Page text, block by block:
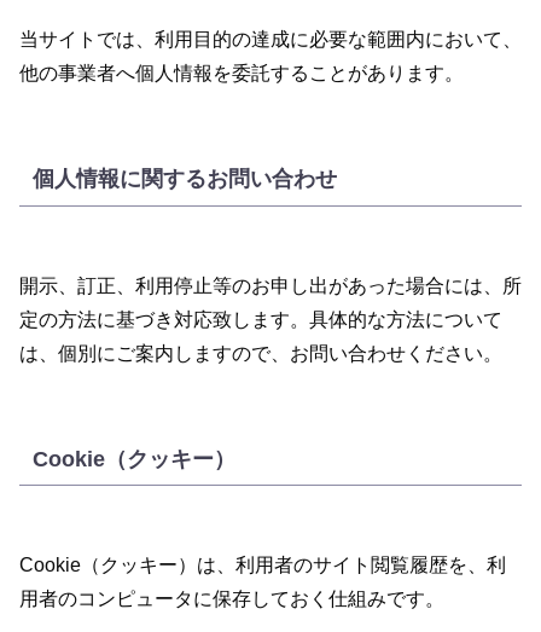
当サイトでは、利用目的の達成に必要な範囲内において、
他の事業者へ個人情報を委託することがあります。
個人情報に関するお問い合わせ
開示、訂正、利用停止等のお申し出があった場合には、所
定の方法に基づき対応致します。具体的な方法について
は、個別にご案内しますので、お問い合わせください。
Cookie（クッキー）
Cookie（クッキー）は、利用者のサイト閲覧履歴を、利
用者のコンピュータに保存しておく仕組みです。